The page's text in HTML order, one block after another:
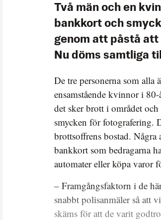
Två män och en
bankkort och
genom att påstå att
Nu döms samtliga
De tre personerna som alla
ensamstående kvinnor i
det sker brott i området
smycken för fotografering.
brottsoffrens bostad.
bankkort som bedragarna
automater eller köpa varor
– Framgångsfaktorn i de
snabbt polisanmäler så att
skäms för att de varit